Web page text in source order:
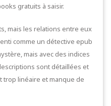
gratuits à saisir.
mais les relations entre eux
comme un détective epub
mais avec des indices
sont détaillées et
trop linéaire et manque de